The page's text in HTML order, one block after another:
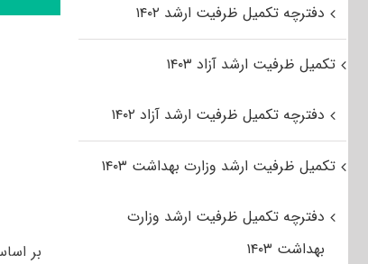
دفترچه تکمیل ظرفیت ارشد ۱۴۰۲
تکمیل ظرفیت ارشد آزاد ۱۴۰۳
دفترچه تکمیل ظرفیت ارشد آزاد ۱۴۰۲
تکمیل ظرفیت ارشد وزارت بهداشت ۱۴۰۳
دفترچه تکمیل ظرفیت ارشد وزارت
بهداشت ۱۴۰۳